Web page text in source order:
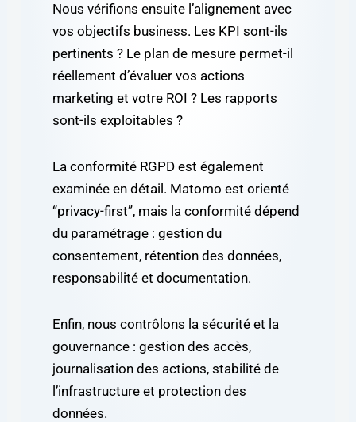
Nous vérifions ensuite l’alignement avec
vos objectifs business. Les KPI sont-ils
pertinents ? Le plan de mesure permet-il
réellement d’évaluer vos actions
marketing et votre ROI ? Les rapports
sont-ils exploitables ?
La conformité RGPD est également
examinée en détail. Matomo est orienté
“privacy-first”, mais la conformité dépend
du paramétrage : gestion du
consentement, rétention des données,
responsabilité et documentation.
Enfin, nous contrôlons la sécurité et la
gouvernance : gestion des accès,
journalisation des actions, stabilité de
l’infrastructure et protection des
données.